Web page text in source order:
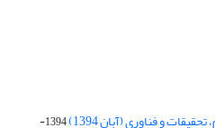
و فناوری (آبان 1394)
1394-